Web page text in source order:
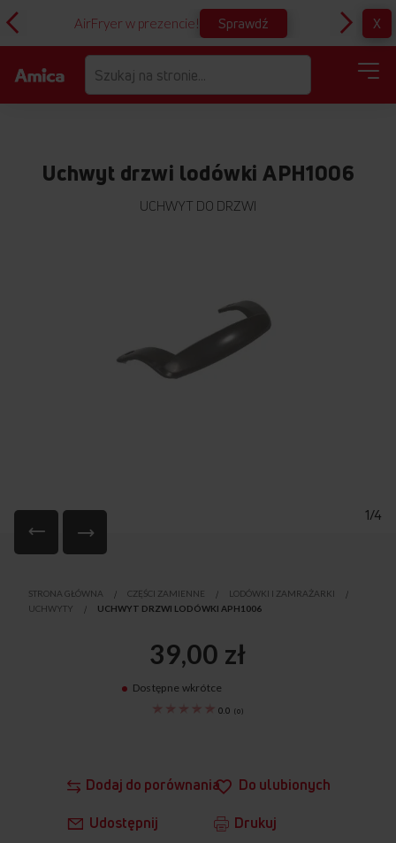
AirFryer w prezencie! Sprawdź X
Uchwyt drzwi lodówki APH1006
UCHWYT DO DRZWI
1/4
początek
STRONA GŁÓWNA CZĘŚCI ZAMIENNE
LODÓWKI I ZAMRAŻARKI
UCHWYTY
UCHWYT DRZWI LODÓWKI APH1006
Dodaj do porównania Do ulubionych
Udostępnij Drukuj
0.0 (0)
39,00 zł
Dostępne wkrótce